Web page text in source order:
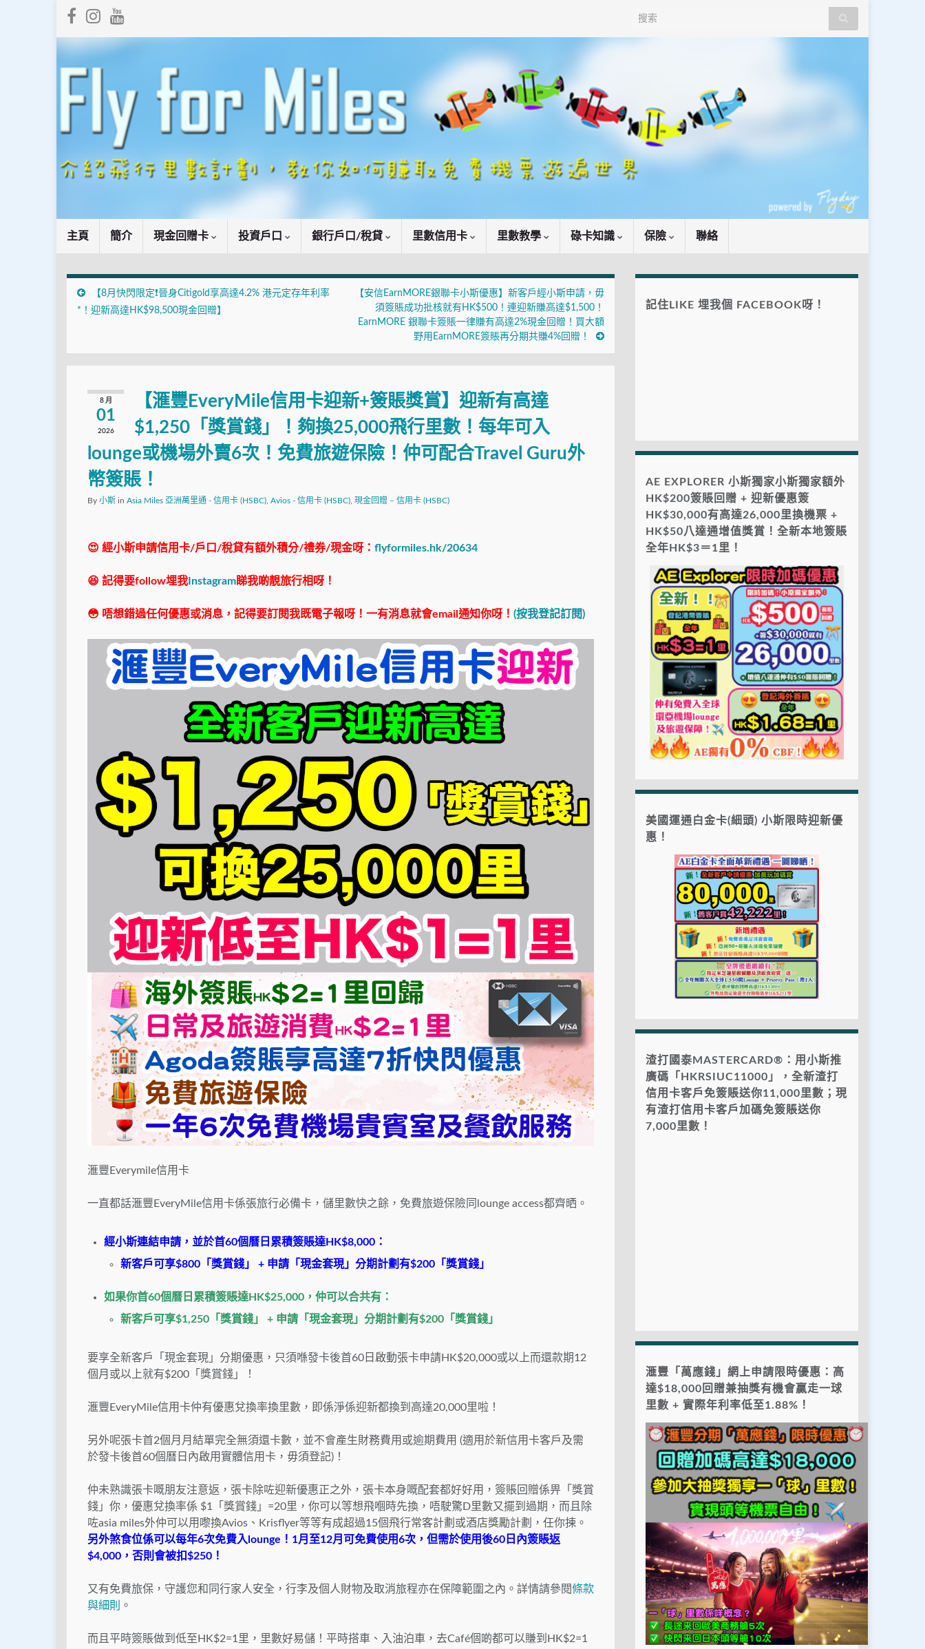
Search for:
主頁 簡介 現金回贈卡 投資戶口 銀行戶口/稅貸 里數信用卡 里數教學 碌卡知識 保險 聯絡
【8月快閃限定❗晉身Citigold享高達4.2% 港元定存年利率
*！迎新高達HK$98,500現金回贈】
【安信EarnMORE銀聯卡小斯優惠】新客戶經小斯申請，毋
須簽賬成功批核就有HK$500！連迎新賺高達$1,500！
EarnMORE 銀聯卡簽賬一律賺有高達2%現金回贈！買大額
野用EarnMORE簽賬再分期共賺4%回贈！
8 月
01
2026
【滙豐EveryMile信用卡迎新+簽賬獎賞】迎新有高達
$1,250「獎賞錢」！夠換25,000飛行里數！每年可入
lounge或機場外賣6次！免費旅遊保險！仲可配合Travel Guru外
幣簽賬！
By 小斯 in Asia Miles 亞洲萬里通 - 信用卡 (HSBC) Avios - 信用卡 (HSBC) 現金回贈 – 信用卡 (HSBC)
😍 經小斯申請信用卡/戶口/稅貸有額外積分/禮券/現金呀： flyformiles.hk/20634
😆 記得要follow埋我 Instagram睇我啲靚旅行相呀！
😳 唔想錯過任何優惠或消息，記得要訂閱我既電子報呀！一有消息就會email通知你呀！ (按我登記訂閱)
滙豐Everymile信用卡
一直都話滙豐EveryMile信用卡係張旅行必備卡，儲里數快之餘，免費旅遊保險同lounge access都齊晒。
經小斯連結申請，並於首60個曆日累積簽賬達HK$8,000：
新客戶可享$800「獎賞錢」 + 申請「現金套現」分期計劃有$200「獎賞錢」
如果你首60個曆日累積簽賬達HK$25,000，仲可以合共有 ：
新客戶可享$1,250「獎賞錢」 + 申請「現金套現」分期計劃有$200「獎賞錢」
要享全新客戶「現金套現」分期優惠，只須喺發卡後首60日啟動張卡申請HK$20,000或以上而還款期12
個月或以上就有$200「獎賞錢」！
滙豐EveryMile信用卡仲有優惠兌換率換里數，即係淨係迎新都換到高達20,000里啦！
另外呢張卡首2個月月結單完全無須還卡數，並不會產生財務費用或逾期費用 (適用於新信用卡客戶及需
於發卡後首60個曆日 內啟用實體信用卡 ，毋須登記)！
仲未熟識張卡嘅朋友注意返，張卡除咗迎新優惠正之外，張卡本身嘅配套都好好用，簽賬回贈係畀「獎賞
錢」你，優惠兌換率係 $1「獎賞錢」=20里，你可以等想飛嗰時先換，唔駛驚D里數又擺到過期，而且除
咗asia miles外仲可以用嚟換Avios、Krisflyer等等有成超過15個飛行常客計劃或酒店獎勵計劃，任你揀。
另外煞食位係可以每年6次免費入lounge！1月至12月可免費使用6次，但需於使用後60日內簽賬返
$4,000，否則會被扣$250！
又有免費旅保， 守護您和同行家人安全， 行李及個人財物及取消旅程亦在保障範圍之內。詳情請參閱條款
與細則 。
而且平時簽賬做到低至HK$2=1里，里數好易儲！平時搭車、入油泊車，去Café個啲都可以賺到HK$2=1
記住LIKE 埋我個 FACEBOOK呀！
AE EXPLORER 小斯獨家小斯獨家額外
HK$200簽賬回贈 + 迎新優惠簽
HK$30,000有高達26,000里換機票 +
HK$50八達通增值獎賞！全新本地簽賬
全年HK$3＝1里！
美國運通白金卡(細頭) 小斯限時迎新優
惠！
渣打國泰MASTERCARD®：用小斯推
廣碼「HKRSIUC11000」，全新渣打
信用卡客戶免簽賬送你11,000里數；現
有渣打信用卡客戶加碼免簽賬送你
7,000里數！
滙豐「萬應錢」網上申請限時優惠：高
達$18,000回贈兼抽獎有機會贏走一球
里數 + 實際年利率低至1.88%！